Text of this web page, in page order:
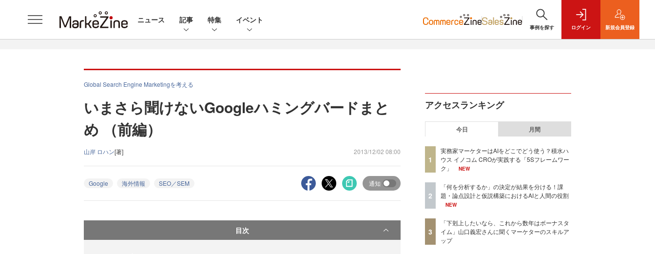
ニュース 記事 特集 イベント
事例を探す ログイン 新規会員登録
Global Search Engine Marketingを考える
いまさら聞けないGoogleハミングバードまと
め （前編）
山岸 ロハン[著] 2013/12/02 08:00
Google 海外情報 SEO／SEM 通知
目次
アクセスランキング
今日 月間
1
実務家マーケターはAIをどこでどう使う？積水ハ
ウス イノコム CROが実践する「5Sフレームワー
ク」
NEW
2
「何を分析するか」の決定が結果を分ける！課
題・論点設計と仮説構築におけるAIと人間の役割
NEW
3
「下剋上したいなら、これから数年はボーナスタ
イム」山口義宏さんに聞くマーケターのスキルア
ップ